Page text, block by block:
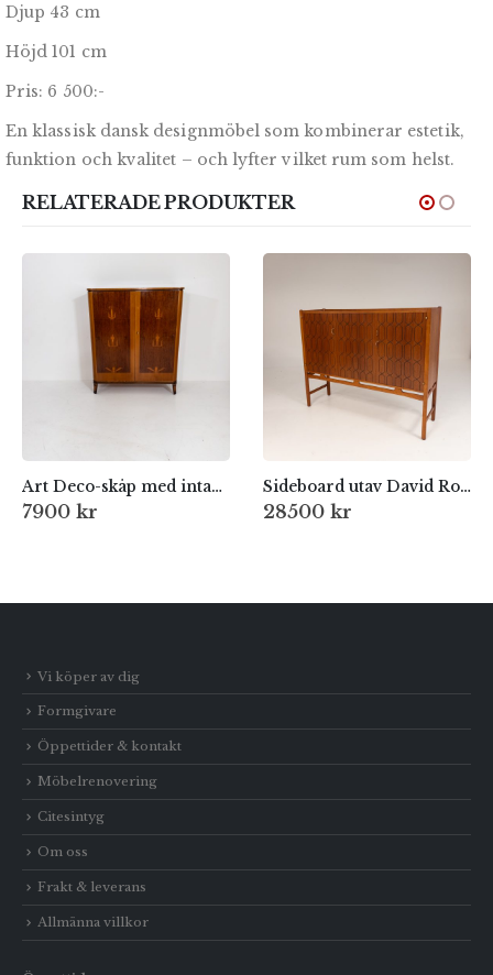
Djup 43 cm
Höjd 101 cm
Pris: 6 500:-
En klassisk dansk designmöbel som kombinerar estetik,
funktion och kvalitet – och lyfter vilket rum som helst.
RELATERADE PRODUKTER
Art Deco-skåp med intarsia, 1930-tal
7900 kr
Sideboard utav David Rosén
28500 kr
Vi köper av dig
Formgivare
Öppettider & kontakt
Möbelrenovering
Citesintyg
Om oss
Frakt & leverans
Allmänna villkor